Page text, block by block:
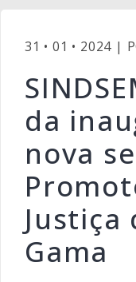
31 • 01 • 2024 |
da
nova
Justiça
Gama